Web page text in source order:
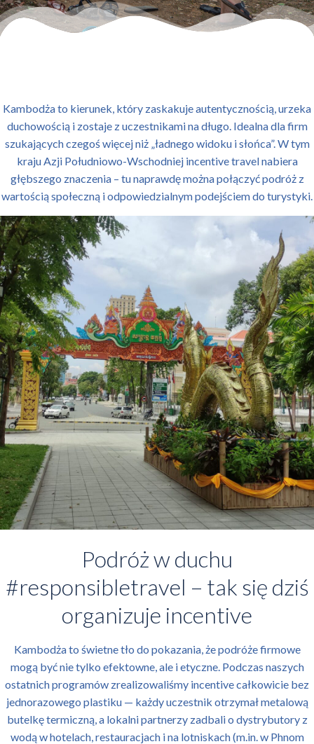
Kambodża to kierunek, który zaskakuje autentycznością, urzeka
duchowością i zostaje z uczestnikami na długo. Idealna dla firm
szukających czegoś więcej niż „ładnego widoku i słońca”. W tym
kraju Azji Południowo-Wschodniej incentive travel nabiera
głębszego znaczenia – tu naprawdę można połączyć podróż z
wartością społeczną i odpowiedzialnym podejściem do turystyki.
Podróż w duchu
#responsibletravel – tak się dziś
organizuje incentive
Kambodża to świetne tło do pokazania, że podróże firmowe
mogą być nie tylko efektowne, ale i etyczne. Podczas naszych
ostatnich programów zrealizowaliśmy incentive całkowicie bez
jednorazowego plastiku — każdy uczestnik otrzymał metalową
butelkę termiczną, a lokalni partnerzy zadbali o dystrybutory z
wodą w hotelach, restauracjach i na lotniskach (m.in. w Phnom